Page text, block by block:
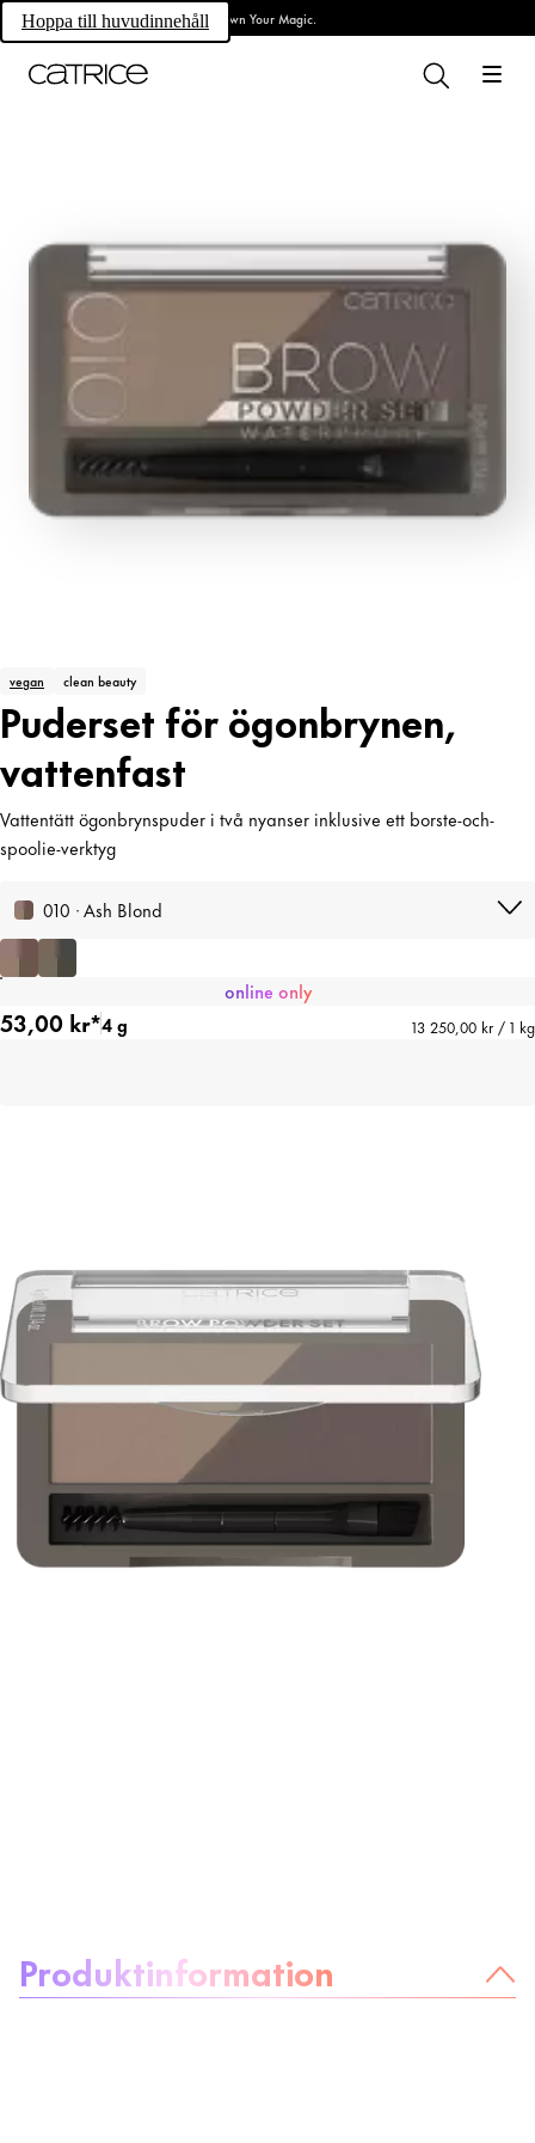
Hoppa till huvudinnehåll Own Your Magic.
vegan clean beauty
Puderset för ögonbrynen,
vattenfast
Vattentätt ögonbrynspuder i två nyanser inklusive ett borste-och-
spoolie-verktyg
010 · Ash Blond
online only
53,00 kr*4 g 13 250,00 kr / 1 kg
Produktinformation